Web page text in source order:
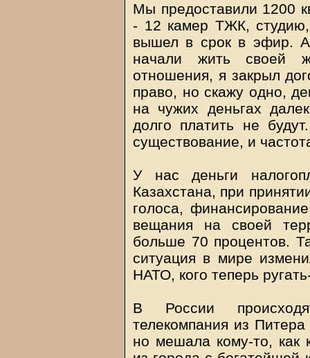
Мы предоставили 1200
- 12 камер ТЖК,
вышел в срок в эфир. А
начали жить своей
отношения, я закрыл
право, но скажу одно,
на чужих деньгах
долго платить не
существование, и
У нас деньги
Казахстана, при
голоса,
вещания на своей
больше 70 процентов.
ситуация в мире
НАТО, кого теперь
В России
телекомпания из
но мешала кому-то, как